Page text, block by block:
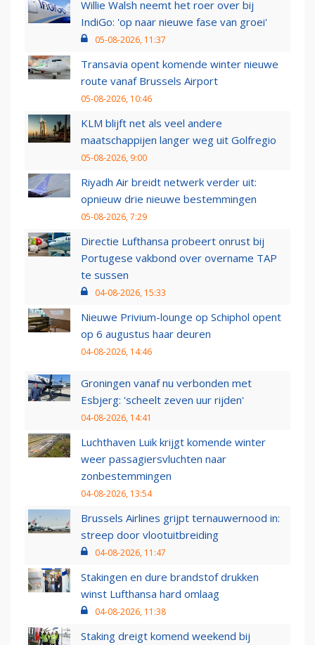
Willie Walsh neemt het roer over bij
IndiGo: 'op naar nieuwe fase van groei'
05-08-2026, 11:37
Transavia opent komende winter nieuwe
route vanaf Brussels Airport
05-08-2026, 10:46
KLM blijft net als veel andere
maatschappijen langer weg uit Golfregio
05-08-2026, 9:00
Riyadh Air breidt netwerk verder uit:
opnieuw drie nieuwe bestemmingen
05-08-2026, 7:29
Directie Lufthansa probeert onrust bij
Portugese vakbond over overname TAP
te sussen
04-08-2026, 15:33
Nieuwe Privium-lounge op Schiphol opent
op 6 augustus haar deuren
04-08-2026, 14:46
Groningen vanaf nu verbonden met
Esbjerg: 'scheelt zeven uur rijden'
04-08-2026, 14:41
Luchthaven Luik krijgt komende winter
weer passagiersvluchten naar
zonbestemmingen
04-08-2026, 13:54
Brussels Airlines grijpt ternauwernood in:
streep door vlootuitbreiding
04-08-2026, 11:47
Stakingen en dure brandstof drukken
winst Lufthansa hard omlaag
04-08-2026, 11:38
Staking dreigt komend weekend bij